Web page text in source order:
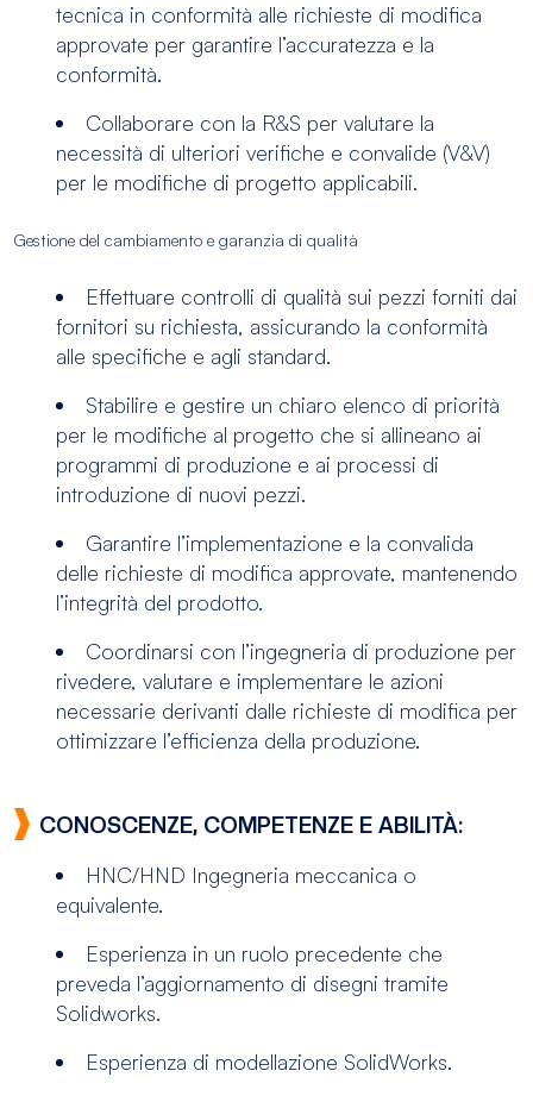
tecnica in conformità alle richieste di modifica
approvate per garantire l’accuratezza e la
conformità.
Collaborare con la R&S per valutare la
necessità di ulteriori verifiche e convalide (V&V)
per le modifiche di progetto applicabili.
Gestione del cambiamento e garanzia di qualità
Effettuare controlli di qualità sui pezzi forniti dai
fornitori su richiesta, assicurando la conformità
alle specifiche e agli standard.
Stabilire e gestire un chiaro elenco di priorità
per le modifiche al progetto che si allineano ai
programmi di produzione e ai processi di
introduzione di nuovi pezzi.
Garantire l’implementazione e la convalida
delle richieste di modifica approvate, mantenendo
l’integrità del prodotto.
Coordinarsi con l’ingegneria di produzione per
rivedere, valutare e implementare le azioni
necessarie derivanti dalle richieste di modifica per
ottimizzare l’efficienza della produzione.
CONOSCENZE, COMPETENZE E ABILITÀ:
HNC/HND Ingegneria meccanica o
equivalente.
Esperienza in un ruolo precedente che
preveda l’aggiornamento di disegni tramite
Solidworks.
Esperienza di modellazione SolidWorks.